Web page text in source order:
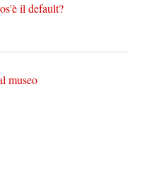
il default?
museo